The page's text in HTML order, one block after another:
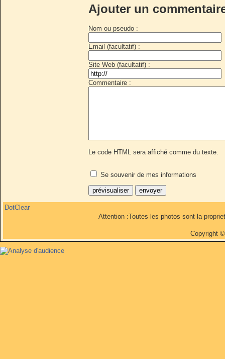
Ajouter un
Nom ou pseudo :
Email (facultatif) :
Site Web (facultatif) :
Commentaire :
Le code HTML sera affiché comme du texte.
Se souvenir de mes informations
DotClear
Attention :Toutes les photos sont la
Copyright